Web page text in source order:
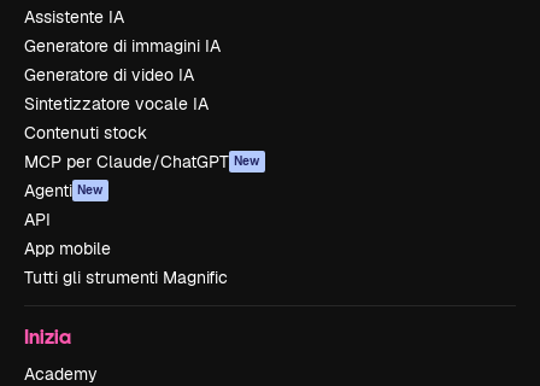
Assistente IA
Generatore di immagini IA
Generatore di video IA
Sintetizzatore vocale IA
Contenuti stock
MCP per Claude/ChatGPT New
Agenti New
API
App mobile
Tutti gli strumenti Magnific
Inizia
Academy